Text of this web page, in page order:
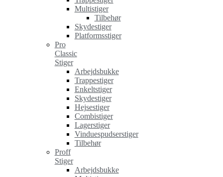
Multistiger
Tilbehør
Skydestiger
Platformsstiger
Pro
Classic
Stiger
Arbejdsbukke
Trappestiger
Enkeltstiger
Skydestiger
Hejsestiger
Combistiger
Lagerstiger
Vinduespudserstiger
Tilbehør
Proff
Stiger
Arbejdsbukke